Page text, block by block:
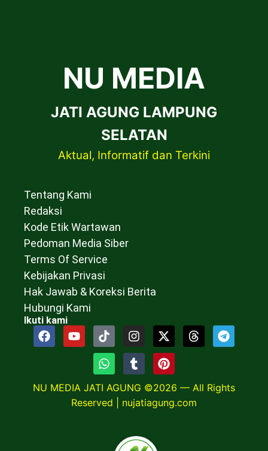
NU MEDIA
JATI AGUNG LAMPUNG
SELATAN
Aktual, Informatif dan Terkini
Tentang Kami
Redaksi
Kode Etik Wartawan
Pedoman Media Siber
Terms Of Service
Kebijakan Privasi
Hak Jawab & Koreksi Berita
Hubungi Kami
Ikuti kami
NU MEDIA JATI AGUNG ©2026 — All Rights
Reserved | nujatiagung.com